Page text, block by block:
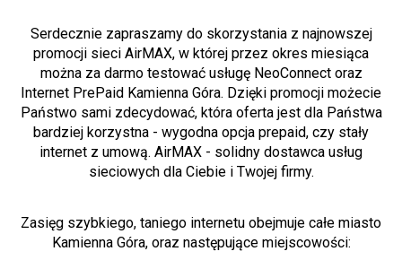
Serdecznie zapraszamy do skorzystania z najnowszej
promocji sieci AirMAX, w której przez okres miesiąca
można za darmo testować usługę NeoConnect oraz
Internet PrePaid Kamienna Góra. Dzięki promocji możecie
Państwo sami zdecydować, która oferta jest dla Państwa
bardziej korzystna - wygodna opcja prepaid, czy stały
internet z umową. AirMAX - solidny dostawca usług
sieciowych dla Ciebie i Twojej firmy.
Zasięg szybkiego, taniego internetu obejmuje całe miasto
Kamienna Góra, oraz następujące miejscowości: